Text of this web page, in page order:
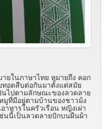
ยในภาษาไทย หมายถึง คอก
อดสืบต่อกันมาตั้งแต่สมัย
นไปตามลักษณะของลวดลาย
ที่มีอยู่ตามบ้านของชาวม้ง
าหารในครัวเรือน หญิงเผ่า
นนี้เป็นลวดลายปักบนผืนผ้า